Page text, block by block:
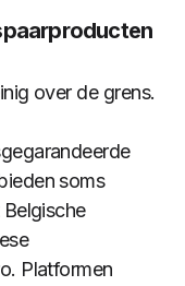
over de grens.
soms
Platformen